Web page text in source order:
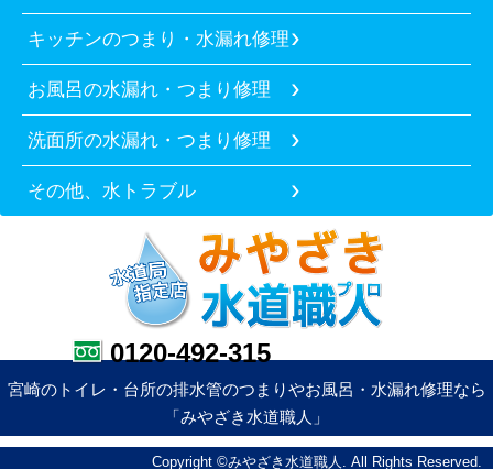
キッチンのつまり・水漏れ修理
お風呂の水漏れ・つまり修理
洗面所の水漏れ・つまり修理
その他、水トラブル
0120-492-315
宮崎のトイレ・台所の排水管のつまりやお風呂・水漏れ修理なら
「みやざき水道職人」
Copyright ©みやざき水道職人. All Rights Reserved.